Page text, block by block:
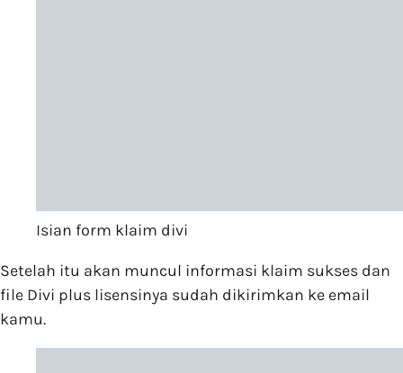
Isian form klaim divi
Setelah itu akan muncul informasi klaim sukses dan
file Divi plus lisensinya sudah dikirimkan ke email
kamu.